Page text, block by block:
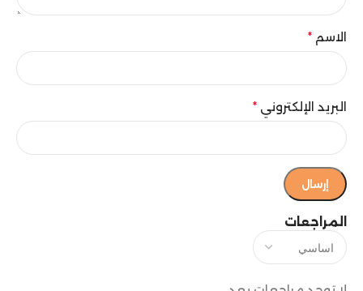
المراجعات
الاسم *
البريد الإلكتروني *